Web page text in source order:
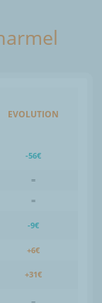
EVOLUTION
-56€
=
=
-9€
+6€
+31€